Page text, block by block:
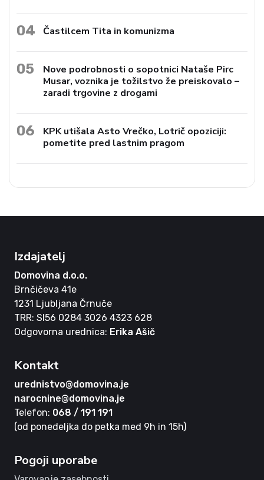
04 Častilcem Tita in komunizma
05
Nove podrobnosti o sopotnici Nataše Pirc
Musar, voznika je tožilstvo že preiskovalo –
zaradi trgovine z drogami
06
KPK utišala Asto Vrečko, Lotrič opoziciji:
pometite pred lastnim pragom
Izdajatelj
Domovina d.o.o.
Brnčičeva 41e
1231 Ljubljana Črnuče
TRR: SI56 0284 3026 4323 628
Odgovorna urednica: Erika Ašič
Kontakt
urednistvo@domovina.je
narocnine@domovina.je
Telefon: 068 / 191 191
(od ponedeljka do petka med 9h in 15h)
Pogoji uporabe